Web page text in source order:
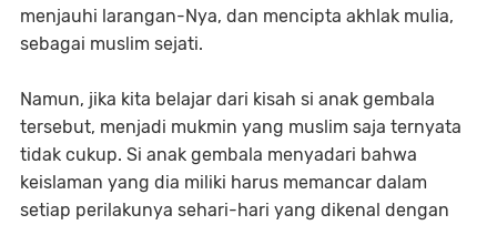
menjauhi larangan-Nya, dan mencipta akhlak mulia,
sebagai muslim sejati.
Namun, jika kita belajar dari kisah si anak gembala
tersebut, menjadi mukmin yang muslim saja ternyata
tidak cukup. Si anak gembala menyadari bahwa
keislaman yang dia miliki harus memancar dalam
setiap perilakunya sehari-hari yang dikenal dengan